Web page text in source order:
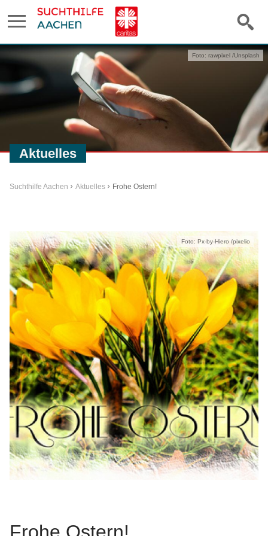
Aktuelles
Foto: rawpixel /Unsplash
Suchthilfe Aachen Aktuelles Frohe Ostern!
Foto: Px-by-Hiero /pixelio